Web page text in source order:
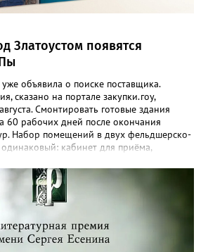
Златоустом появятся
объявила о поиске поставщика.
сказано на портале закупки.гоу,
Смонтировать готовые здания
60 рабочих дней после окончания
Набор помещений в двух фельдшерско-
кабинет для приёма,
лекарственных препаратов и
В Веселовке новый ФАП
№58 по улице Ленина, в Кувашах –